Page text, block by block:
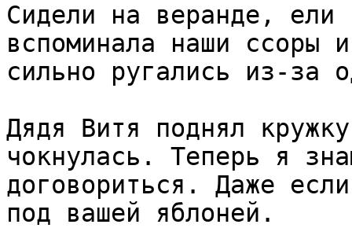
Сидели на веранде,
вспоминала наши
сильно ругались из-за
Дядя Витя поднял
чокнулась. Теперь я
договориться. Даже
под вашей яблоней.